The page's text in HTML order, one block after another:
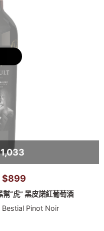
$899
“虎” 黑皮諾紅葡萄酒
Pinot Noir